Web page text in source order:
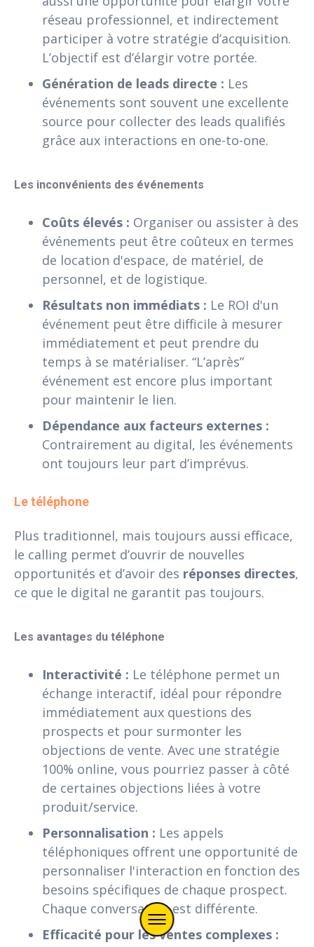
Menu
réseau professionnel, et indirectement
participer à votre stratégie d’acquisition.
L’objectif est d’élargir votre portée.
Génération de leads directe : Les
événements sont souvent une excellente
source pour collecter des leads qualifiés
grâce aux interactions en one-to-one.
Les inconvénients des événements
Coûts élevés : Organiser ou assister à des
événements peut être coûteux en termes
de location d'espace, de matériel, de
personnel, et de logistique.
Résultats non immédiats : Le ROI d'un
événement peut être difficile à mesurer
immédiatement et peut prendre du
temps à se matérialiser. “L’après”
événement est encore plus important
pour maintenir le lien.
Dépendance aux facteurs externes :
Contrairement au digital, les événements
ont toujours leur part d’imprévus.
Le téléphone
Plus traditionnel, mais toujours aussi efficace,
le calling permet d’ouvrir de nouvelles
opportunités et d’avoir des réponses directes,
ce que le digital ne garantit pas toujours.
Les avantages du téléphone
Interactivité : Le téléphone permet un
échange interactif, idéal pour répondre
immédiatement aux questions des
prospects et pour surmonter les
objections de vente. Avec une stratégie
100% online, vous pourriez passer à côté
de certaines objections liées à votre
produit/service.
Personnalisation : Les appels
téléphoniques offrent une opportunité de
personnaliser l'interaction en fonction des
besoins spécifiques de chaque prospect.
Chaque conversation est différente.
Efficacité pour les ventes complexes :